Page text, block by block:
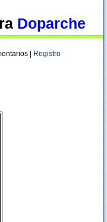
Doparche
| Registro